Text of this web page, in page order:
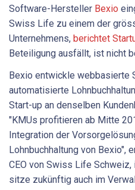
Software-Hersteller Bexio
Swiss Life zu einem der
Unternehmens, berichtet
Beteiligung ausfällt, ist nicht
Bexio entwickle webbasierte
automatisierte
Start-up an denselben
"KMUs profitieren ab Mitte
Integration der
Lohnbuchhaltung von Bexio",
CEO von Swiss Life
sitze zukünftig auch im